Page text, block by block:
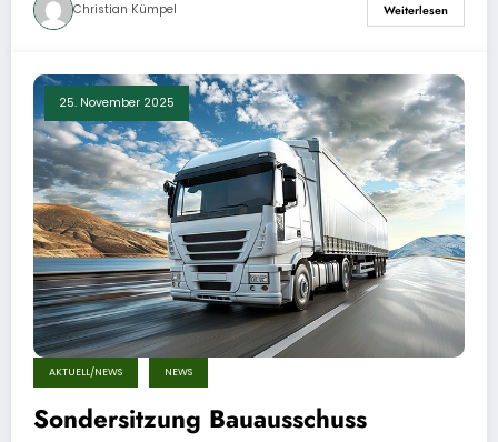
Christian Kümpel Weiterlesen
25. November 2025
AKTUELL/NEWS NEWS
Sondersitzung Bauausschuss